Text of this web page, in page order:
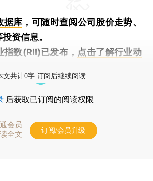
据库 ，可随时查阅公司股价走势、
资信息。
数(RII)已发布， 点击了解行业动
文共计0字 订阅后继续阅读
后获取已订阅的阅读权限
会员
全文
订阅/会员升级